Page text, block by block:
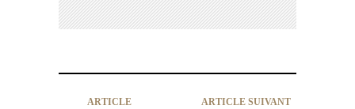
ARTICLE
ARTICLE SUIVANT